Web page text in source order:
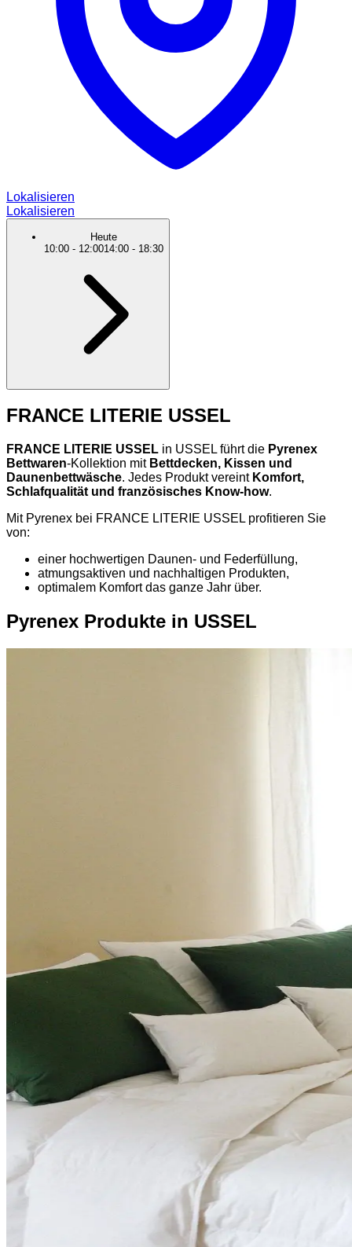
Lokalisieren
Lokalisieren
Heute
10:00 - 12:0014:00 - 18:30
FRANCE LITERIE USSEL
FRANCE LITERIE USSEL in USSEL führt die Pyrenex
Bettwaren-Kollektion mit Bettdecken, Kissen und
Daunenbettwäsche. Jedes Produkt vereint Komfort,
Schlafqualität und französisches Know-how.
Mit Pyrenex bei FRANCE LITERIE USSEL profitieren Sie
von:
einer hochwertigen Daunen- und Federfüllung,
atmungsaktiven und nachhaltigen Produkten,
optimalem Komfort das ganze Jahr über.
Pyrenex Produkte in USSEL